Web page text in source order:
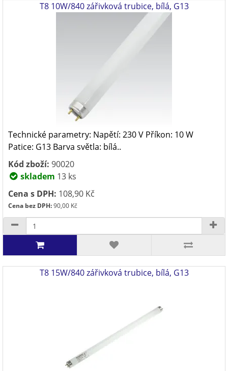
T8 10W/840 zářivková trubice, bílá, G13
Technické parametry: Napětí: 230 V Příkon: 10 W
Patice: G13 Barva světla: bílá..
Kód zboží: 90020
skladem 13 ks
Cena s DPH: 108,90 Kč
Cena bez DPH:90,00 Kč
T8 15W/840 zářivková trubice, bílá, G13